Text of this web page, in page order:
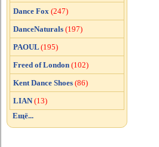
Dance Fox (247)
DanceNaturals (197)
PAOUL (195)
Freed of London (102)
Kent Dance Shoes (86)
LIAN (13)
Ещё...